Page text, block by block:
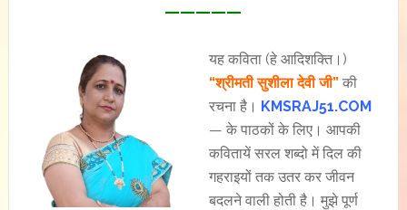
—————
यह कविता (हे आदिशक्ति।)
“श्रीमती सुशीला देवी जी”की
रचना है। KMSRAJ51.COM
— के पाठकों के लिए। आपकी
कवितायें सरल शब्दो में दिल की
गहराइयों तक उतर कर जीवन
बदलने वाली होती है। मुझे पूर्ण